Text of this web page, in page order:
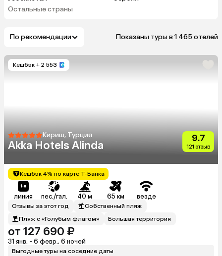
Турция
Остальные страны
По рекомендации Показаны туры в 1 465 отелей
Кешбэк + 2 553
Кириш, Турция
Akka Hotels Alinda
9.7
121 отзыв
Кешбэк 4% по карте Т-Банка
линия пес./гал. 40 м 65 км везде
Отзывы за этот год
Собственный пляж
Пляж с «Голубым флагом»
Большая территория
от 127 690 ₽
31 янв. - 6 февр., 6 ночей
Выгодные туры на соседние даты